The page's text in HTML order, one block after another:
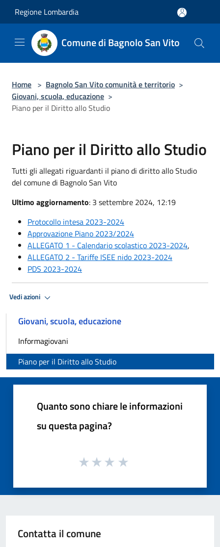
Regione Lombardia
Comune di Bagnolo San Vito
Home > Bagnolo San Vito comunità e territorio >
Giovani, scuola, educazione >
Piano per il Diritto allo Studio
Piano per il Diritto allo Studio
Tutti gli allegati riguardanti il piano di diritto allo Studio
del comune di Bagnolo San Vito
Ultimo aggiornamento: 3 settembre 2024, 12:19
Protocollo intesa 2023-2024
Approvazione Piano 2023/2024
ALLEGATO 1 - Calendario scolastico 2023-2024,
ALLEGATO 2 - Tariffe ISEE nido 2023-2024
PDS 2023-2024
Vedi azioni
Giovani, scuola, educazione
Informagiovani
Piano per il Diritto allo Studio
Quanto sono chiare le informazioni
su questa pagina?
Contatta il comune